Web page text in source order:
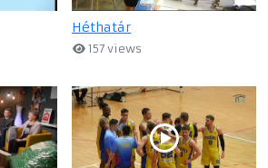
Héthatár
157 views